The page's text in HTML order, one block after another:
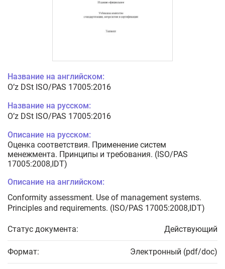
Название на английском:
O’z DSt ISO/PAS 17005:2016
Название на русском:
O’z DSt ISO/PAS 17005:2016
Описание на русском:
Оценка соответствия. Применение систем
менежмента. Принципы и требования. (ISO/PAS
17005:2008,IDT)
Описание на английском:
Conformity assessment. Use of management systems.
Principles and requirements. (ISO/PAS 17005:2008,IDT)
Статус документа: Действующий
Формат: Электронный (pdf/doc)